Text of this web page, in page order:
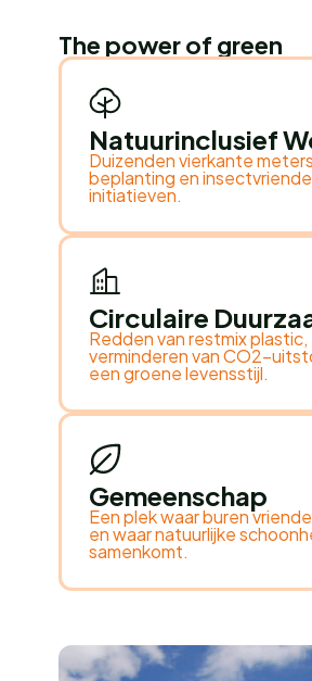
The power of green
Natuurinclusief
Duizenden vierkante
beplanting en
initiatieven.
Circulaire
Redden van restmix plastic,
verminderen van CO2-
een groene levensstijl.
Gemeenschap
Een plek waar buren
en waar natuurlijke
samenkomt.